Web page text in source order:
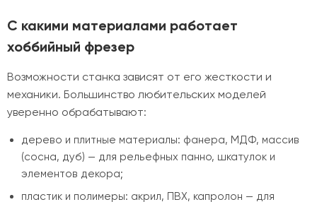
С какими материалами работает
хоббийный фрезер
Возможности станка зависят от его жесткости и
механики. Большинство любительских моделей
уверенно обрабатывают:
дерево и плитные материалы: фанера, МДФ, массив
(сосна, дуб) — для рельефных панно, шкатулок и
элементов декора;
пластик и полимеры: акрил, ПВХ, капролон — для